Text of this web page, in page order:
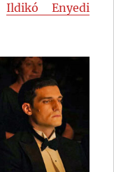
Ildikó Enyedi